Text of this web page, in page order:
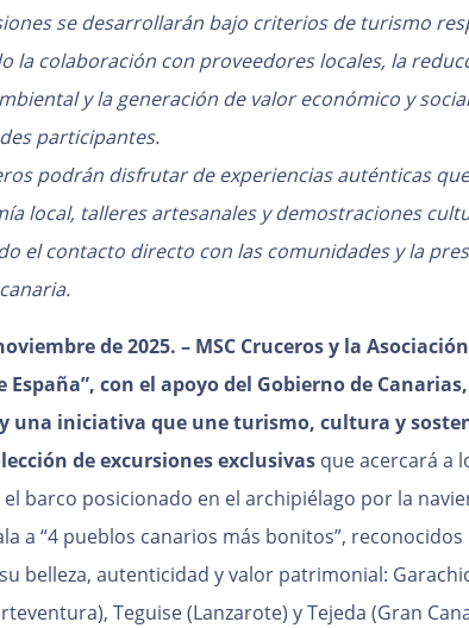
se desarrollarán bajo criterios de turismo
la colaboración con proveedores locales, la
y la generación de valor económico y
participantes.
podrán disfrutar de experiencias auténticas
local, talleres artesanales y demostraciones
el contacto directo con las comunidades y la
de 2025. – MSC Cruceros y la
España”, con el apoyo del Gobierno de
una iniciativa que une turismo, cultura y
de excursiones exclusivas que acercará a
el barco posicionado en el archipiélago por la
a “4 pueblos canarios más bonitos”, reconocidos
belleza, autenticidad y valor patrimonial:
Teguise (Lanzarote) y Tejeda (Gran